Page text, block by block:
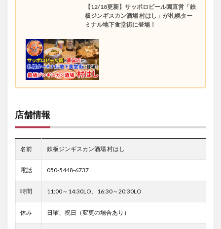
【12/18更新】サッポロビール園直営「鉄
板ジンギスカン酒場 村はし」が札幌ター
ミナル地下食堂街に登場！
店舗情報
名前 鉄板ジンギスカン酒場 村はし
電話 050-5448-6737
時間 11:00～14:30LO、16:30～20:30LO
休み 日曜、祝日（変更の場合あり）